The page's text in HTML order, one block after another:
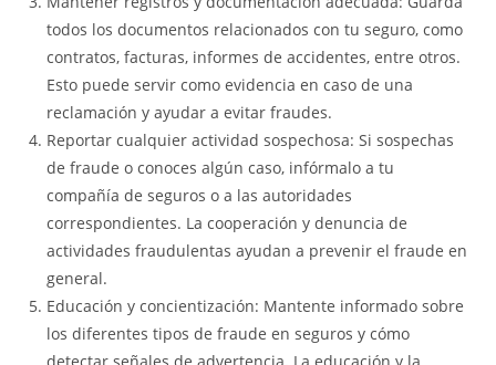
todos los documentos relacionados con tu seguro, como
contratos, facturas, informes de accidentes, entre otros.
Esto puede servir como evidencia en caso de una
reclamación y ayudar a evitar fraudes.
Reportar cualquier actividad sospechosa: Si sospechas
de fraude o conoces algún caso, infórmalo a tu
compañía de seguros o a las autoridades
correspondientes. La cooperación y denuncia de
actividades fraudulentas ayudan a prevenir el fraude en
general.
Educación y concientización: Mantente informado sobre
los diferentes tipos de fraude en seguros y cómo